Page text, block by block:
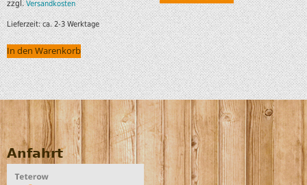
zzgl.Versandkosten
Lieferzeit:ca. 2-3 Werktage
In den Warenkorb
Anfahrt